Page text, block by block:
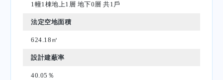
1幢1棟地上1層 地下0層 共1戶
法定空地面積
624.18㎡
設計建蔽率
40.05％